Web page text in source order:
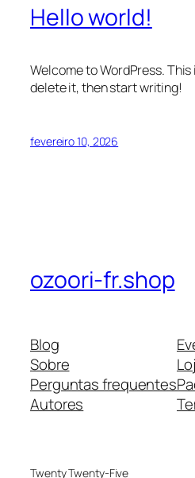
Hello world!
Welcome to WordPress.
delete it, then start writing!
fevereiro 10, 2026
ozoori-fr.shop
Blog
Sobre
Perguntas frequentes
Autores
Twenty Twenty-Five